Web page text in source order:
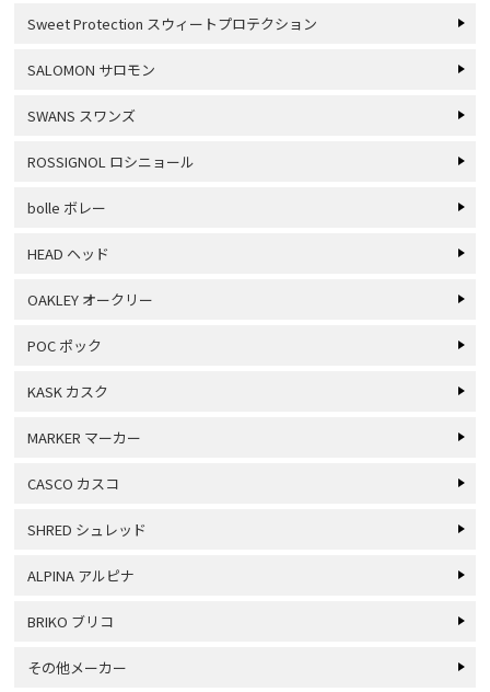
Sweet Protection スウィートプロテクション
SALOMON サロモン
SWANS スワンズ
ROSSIGNOL ロシニョール
bolle ボレー
HEAD ヘッド
OAKLEY オークリー
POC ポック
KASK カスク
MARKER マーカー
CASCO カスコ
SHRED シュレッド
ALPINA アルピナ
BRIKO ブリコ
その他メーカー